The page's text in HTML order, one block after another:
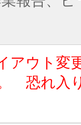
アウト変
恐れ入